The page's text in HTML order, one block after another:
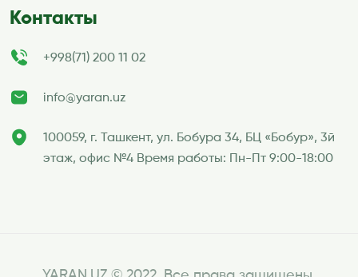
Контакты
+998(71) 200 11 02
info@yaran.uz
100059, г. Ташкент, ул. Бобура 34, БЦ «Бобур», 3й
этаж, офис №4 Время работы: Пн-Пт 9:00-18:00